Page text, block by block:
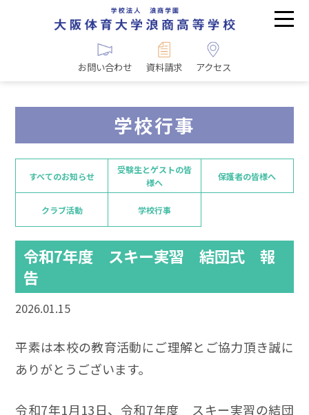
お問い合わせ 資料請求 アクセス
学校行事
すべてのお知らせ
受験生とゲストの皆
様へ
保護者の皆様へ
クラブ活動 学校行事
令和7年度 スキー実習 結団式 報
告
2026.01.15
平素は本校の教育活動にご理解とご協力頂き誠に
ありがとうございます。
令和7年1月13日、令和7年度 スキー実習の結団